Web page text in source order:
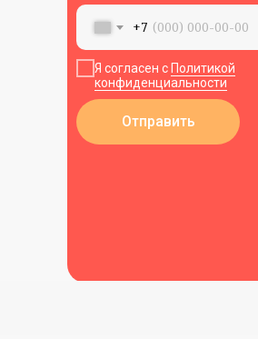
+7
Я согласен сПолитикой
конфиденциальности
Отправить